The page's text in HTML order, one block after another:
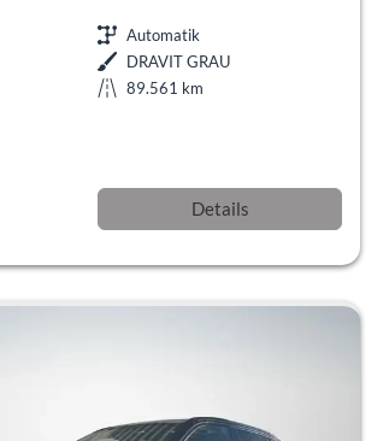
Automatik
DRAVIT GRAU
89.561 km
Details